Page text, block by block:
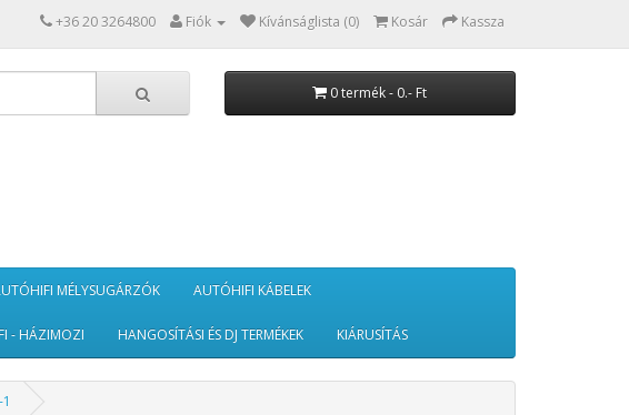
+36 20 3264800 Fiók Kívánságlista (0) Kosár Kassza
0 termék - 0.- Ft
MÉLYSUGÁRZÓK AUTÓHIFI KÁBELEK
- HÁZIMOZI HANGOSÍTÁSI ÉS DJ TERMÉKEK KIÁRUSÍTÁS